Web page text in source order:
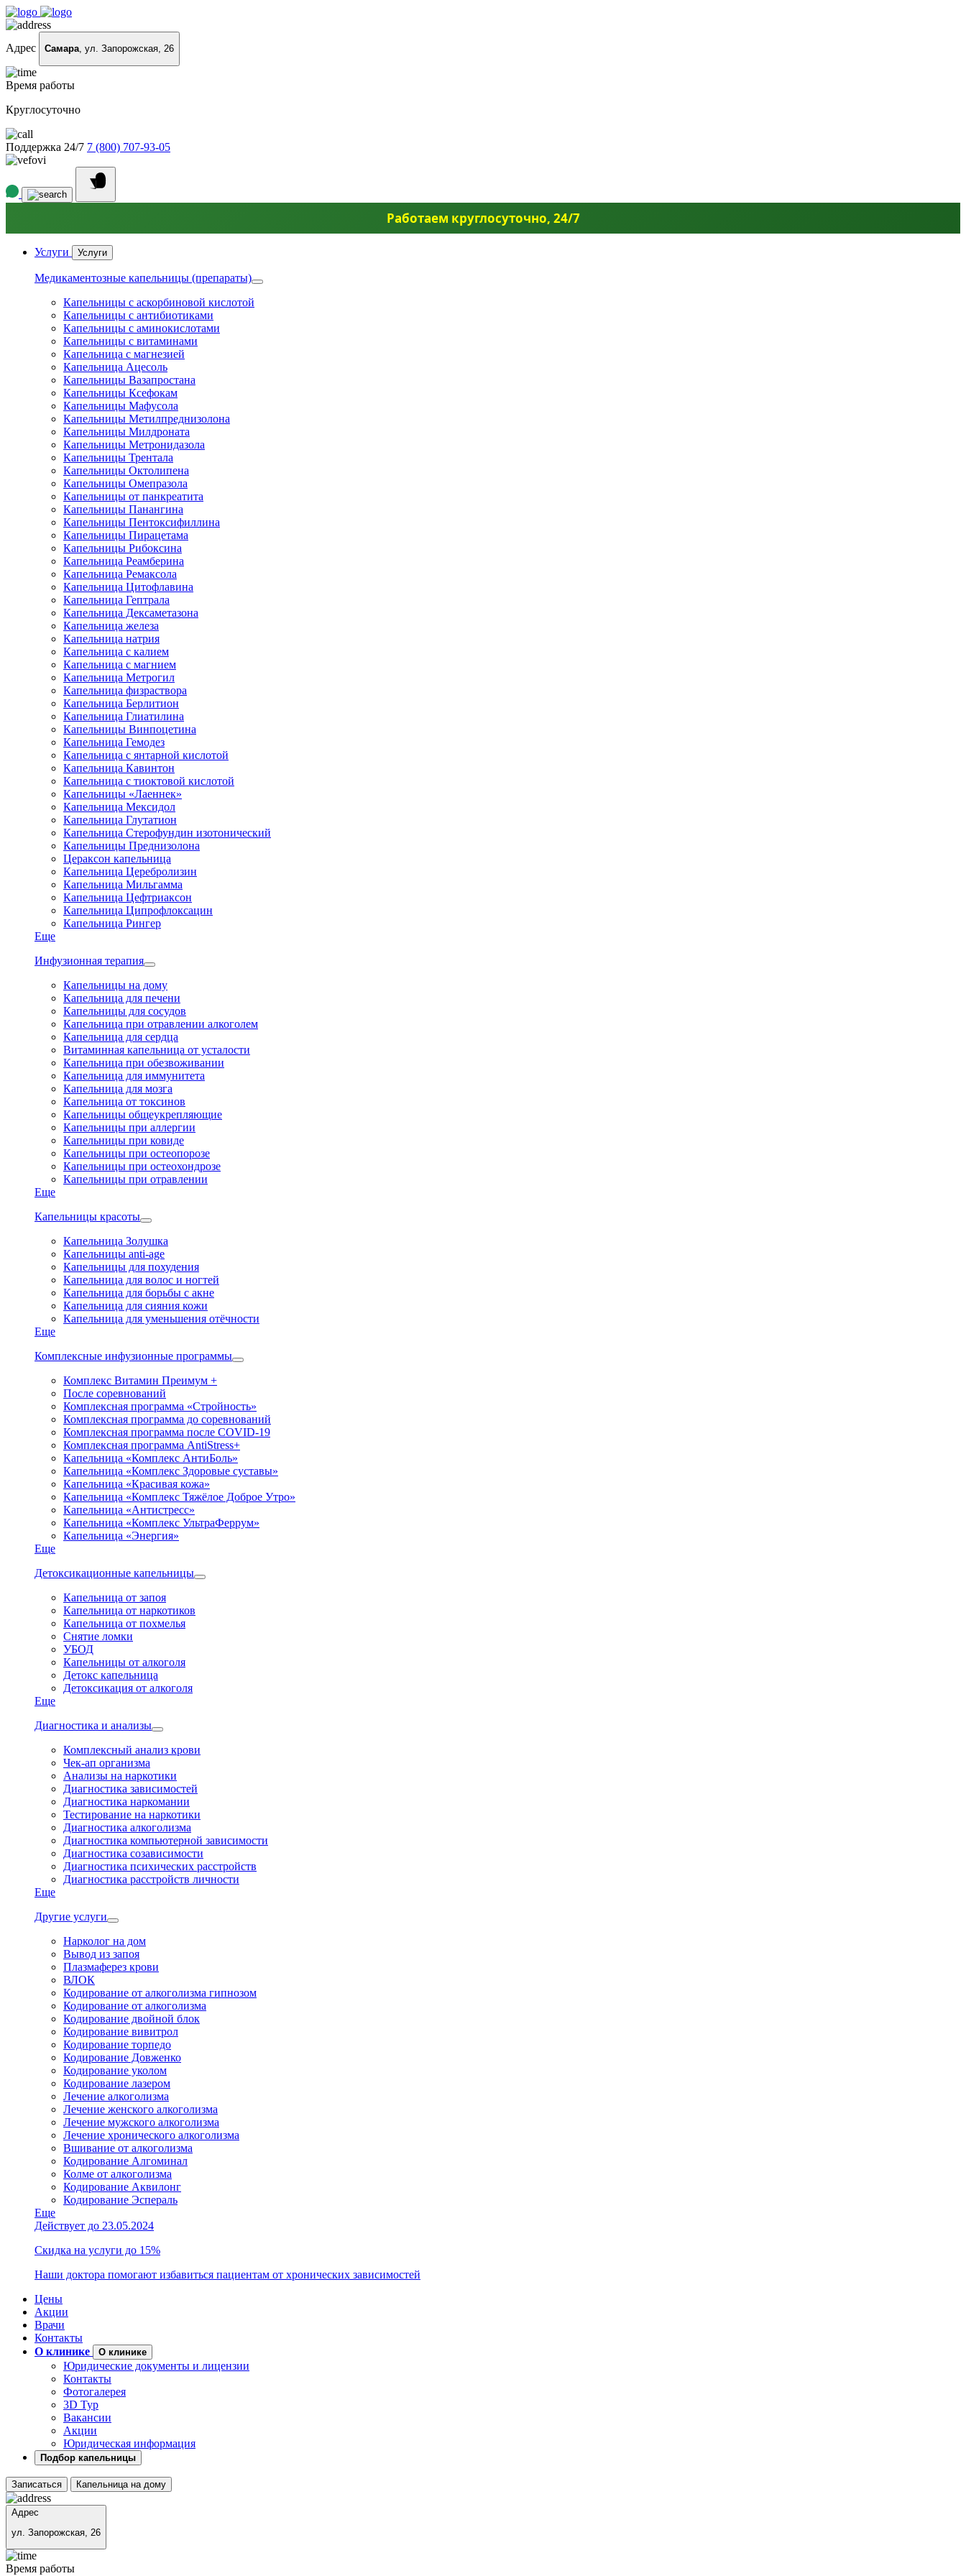
Адрес Самара, ул. Запорожская, 26
Время работы
Круглосуточно
Поддержка 24/7 7 (800) 707-93-05
Работаем круглосуточно, 24/7
Услуги Услуги
Медикаментозные капельницы (препараты)
Капельницы с аскорбиновой кислотой
Капельницы с антибиотиками
Капельницы с аминокислотами
Капельницы с витаминами
Капельница с магнезией
Капельница Ацесоль
Капельницы Вазапростана
Капельницы Ксефокам
Капельницы Мафусола
Капельницы Метилпреднизолона
Капельницы Милдроната
Капельницы Метронидазола
Капельницы Трентала
Капельницы Октолипена
Капельницы Омепразола
Капельницы от панкреатита
Капельницы Панангина
Капельницы Пентоксифиллина
Капельницы Пирацетама
Капельницы Рибоксина
Капельница Реамберина
Капельница Ремаксола
Капельница Цитофлавина
Капельница Гептрала
Капельница Дексаметазона
Капельница железа
Капельница натрия
Капельница с калием
Капельница с магнием
Капельница Метрогил
Капельница физраствора
Капельница Берлитион
Капельница Глиатилина
Капельницы Винпоцетина
Капельница Гемодез
Капельница с янтарной кислотой
Капельница Кавинтон
Капельница с тиоктовой кислотой
Капельницы «Лаеннек»
Капельница Мексидол
Капельница Глутатион
Капельница Стерофундин изотонический
Капельницы Преднизолона
Цераксон капельница
Капельница Церебролизин
Капельница Мильгамма
Капельница Цефтриаксон
Капельница Ципрофлоксацин
Капельница Рингер
Еще
Инфузионная терапия
Капельницы на дому
Капельница для печени
Капельницы для сосудов
Капельница при отравлении алкоголем
Капельница для сердца
Витаминная капельница от усталости
Капельница при обезвоживании
Капельница для иммунитета
Капельница для мозга
Капельница от токсинов
Капельницы общеукрепляющие
Капельницы при аллергии
Капельницы при ковиде
Капельницы при остеопорозе
Капельницы при остеохондрозе
Капельницы при отравлении
Еще
Капельницы красоты
Капельница Золушка
Капельницы anti-age
Капельницы для похудения
Капельница для волос и ногтей
Капельница для борьбы с акне
Капельница для сияния кожи
Капельница для уменьшения отёчности
Еще
Комплексные инфузионные программы
Комплекс Витамин Преимум +
После соревнований
Комплексная программа «Стройность»
Комплексная программа до соревнований
Комплексная программа после COVID-19
Комплексная программа AntiStress+
Капельница «Комплекс АнтиБоль»
Капельница «Комплекс Здоровые суставы»
Капельница «Красивая кожа»
Капельница «Комплекс Тяжёлое Доброе Утро»
Капельница «Антистресс»
Капельница «Комплекс УльтраФеррум»
Капельница «Энергия»
Еще
Детоксикационные капельницы
Капельница от запоя
Капельница от наркотиков
Капельница от похмелья
Снятие ломки
УБОД
Капельницы от алкоголя
Детокс капельница
Детоксикация от алкоголя
Еще
Диагностика и анализы
Комплексный анализ крови
Чек-ап организма
Анализы на наркотики
Диагностика зависимостей
Диагностика наркомании
Тестирование на наркотики
Диагностика алкоголизма
Диагностика компьютерной зависимости
Диагностика созависимости
Диагностика психических расстройств
Диагностика расстройств личности
Еще
Другие услуги
Нарколог на дом
Вывод из запоя
Плазмаферез крови
ВЛОК
Кодирование от алкоголизма гипнозом
Кодирование от алкоголизма
Кодирование двойной блок
Кодирование вивитрол
Кодирование торпедо
Кодирование Довженко
Кодирование уколом
Кодирование лазером
Лечение алкоголизма
Лечение женского алкоголизма
Лечение мужского алкоголизма
Лечение хронического алкоголизма
Вшивание от алкоголизма
Кодирование Алгоминал
Колме от алкоголизма
Кодирование Аквилонг
Кодирование Эспераль
Еще
Действует до 23.05.2024
Скидка на услуги до 15%
Наши доктора помогают избавиться пациентам от хронических зависимостей
Цены
Акции
Врачи
Контакты
О клинике
О клинике
Юридические документы и лицензии
Контакты
Фотогалерея
3D Тур
Вакансии
Акции
Юридическая информация
Подбор капельницы
Записаться Капельница на дому
Адрес
ул. Запорожская, 26
Время работы